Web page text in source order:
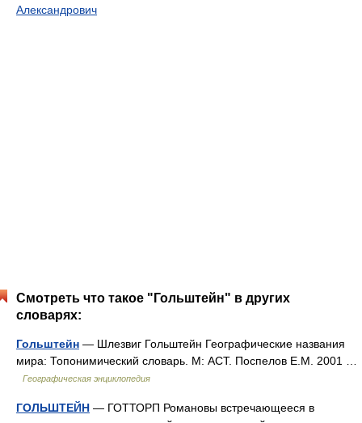
Александрович
Смотреть что такое "Гольштейн" в других
словарях:
Гольштейн — Шлезвиг Гольштейн Географические названия
мира: Топонимический словарь. М: АСТ. Поспелов Е.М. 2001 …
Географическая энциклопедия
ГОЛЬШТЕЙН — ГОТТОРП Романовы встречающееся в